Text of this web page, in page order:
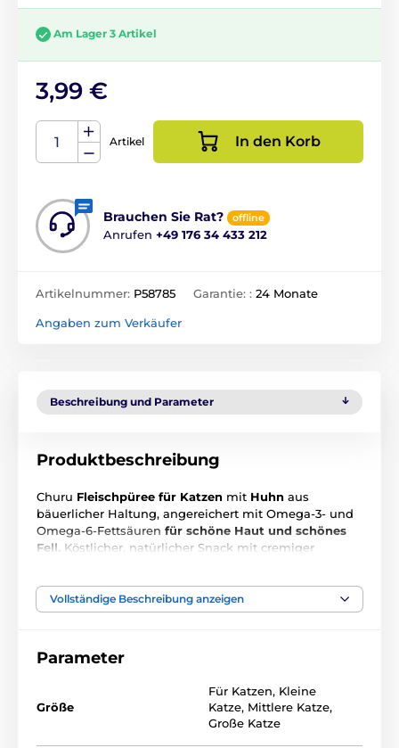
Am Lager 3 Artikel
3,99 €
Artikel In den Korb
Brauchen Sie Rat? offline
Anrufen +49 176 34 433 212
Artikelnummer: P58785 Garantie: : 24 Monate
Angaben zum Verkäufer
Beschreibung und Parameter
Produktbeschreibung
Churu Fleischpüree für Katzen mit Huhn aus
bäuerlicher Haltung, angereichert mit Omega-3- und
Omega-6-Fettsäuren für schöne Haut und schönes
Fell. Köstlicher, natürlicher Snack mit cremiger
chemische Aromen,ohne Farbstoffe und künstliche
Geschmacksverstärker.Dank der Möglichkeit, diesen
Form von Katzenfutter direkt aus der Hand zu füttern,
entdecken Sie eine neue Art der Belohnung.
Das Fleischpüree kann wie jedes andere Katzenfutter
direkt aus der Schüssel
serviert oderdem
werden, um dessen
Vollständige Beschreibung anzeigen
Parameter
Größe
Für Katzen, Kleine
Katze, Mittlere Katze,
Große Katze